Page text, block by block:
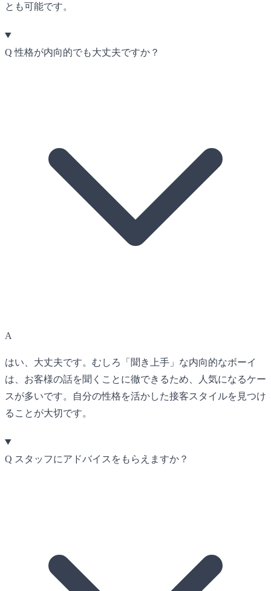
とも可能です。
Q性格が内向的でも大丈夫ですか？
A
はい、大丈夫です。むしろ「聞き上手」な内向的なボーイ
は、お客様の話を聞くことに徹できるため、人気になるケー
スが多いです。自分の性格を活かした接客スタイルを見つけ
ることが大切です。
Q スタッフにアドバイスをもらえますか？